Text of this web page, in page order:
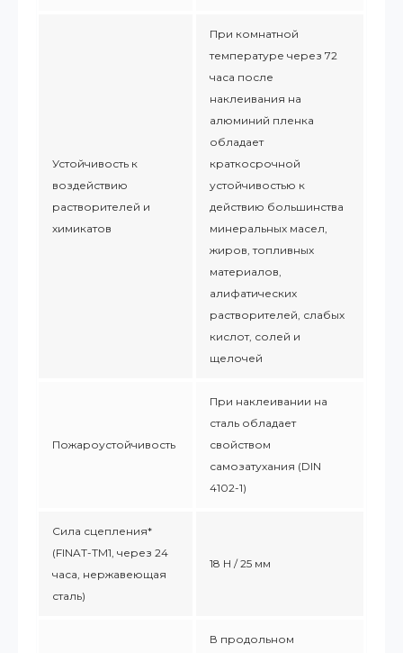
Устойчивость к
воздействию
растворителей и
химикатов
При комнатной
температуре через 72
часа после
наклеивания на
алюминий пленка
обладает
краткосрочной
устойчивостью к
действию большинства
минеральных масел,
жиров, топливных
материалов,
алифатических
растворителей, слабых
кислот, солей и
щелочей
Пожароустойчивость
При наклеивании на
сталь обладает
свойством
самозатухания (DIN
4102-1)
Сила сцепления*
(FINAT-TM1, через 24
часа, нержавеющая
сталь)
18 Н / 25 мм
В продольном